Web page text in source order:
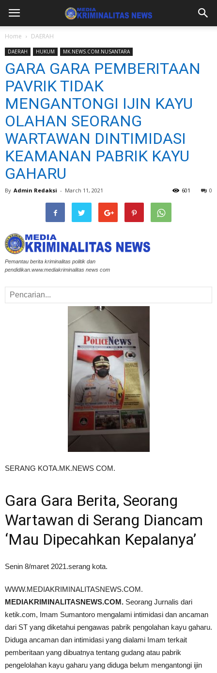
Home DAERAH
DAERAH HUKUM MK.NEWS.COM.NUSANTARA
GARA GARA PEMBERITAAN
PAVRIK TIDAK
MENGANTONGI IJIN KAYU
OLAHAN SEORANG
WARTAWAN DINTIMIDASI
KEAMANAN PABRIK KAYU
GAHARU
By Admin Redaksi - March 11, 2021 0
601
Pemantau berita kriminalitas politik dan
pendidikan.www.mediakriminalitas news com
SERANG KOTA.MK.NEWS COM.
Gara Gara Berita, Seorang
Wartawan di Serang Diancam
‘Mau Dipecahkan Kepalanya’
Senin 8/maret 2021.serang kota.
WWW.MEDIAKRIMINALITASNEWS.COM.
MEDIAKRIMINALITASNEWS.COM. Seorang Jurnalis dari
ketik.com, Imam Sumantoro mengalami intimidasi dan ancaman
dari ST yang diketahui pengawas pabrik pengolahan kayu gaharu.
Diduga ancaman dan intimidasi yang dialami Imam terkait
pemberitaan yang dibuatnya tentang gudang atau pabrik
pengelolahan kayu gaharu yang diduga belum mengantongi ijin